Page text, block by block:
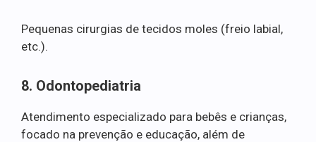
Pequenas cirurgias de tecidos moles (freio labial,
etc.).
8. Odontopediatria
Atendimento especializado para bebês e crianças,
focado na prevenção e educação, além de